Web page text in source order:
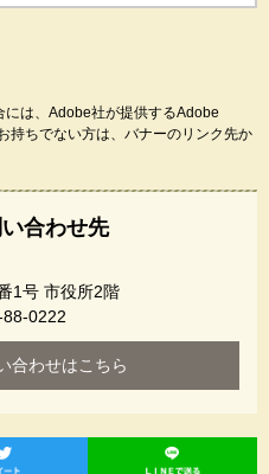
には、Adobe社が提供するAdobe
持ちでない方は、バナーのリンク先か
合わせ先
1号 市役所2階
0222
合わせはこちら